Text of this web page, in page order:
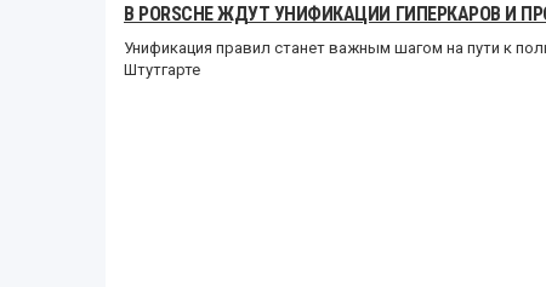
В PORSCHE ЖДУТ УНИФИКАЦИИ ГИПЕРКАРОВ И
Унификация правил станет важным шагом на пути к
Штутгарте